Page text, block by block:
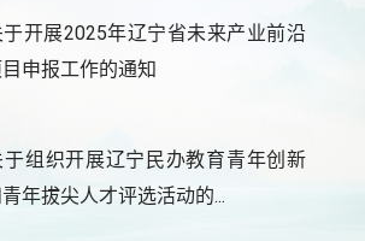
开展2025年辽宁省未来产业前沿
申报工作的通知
组织开展辽宁民办教育青年创新
年拔尖人才评选活动的...